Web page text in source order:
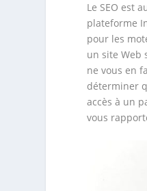
Le SEO est
plateforme
pour les
un site Web
ne vous en
déterminer
accès à un
vous